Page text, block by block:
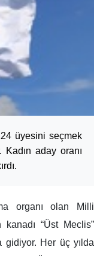
üyesini seçmek
aday oranı
organı olan Milli
“Üst Meclis”
gidiyor. Her üç yılda